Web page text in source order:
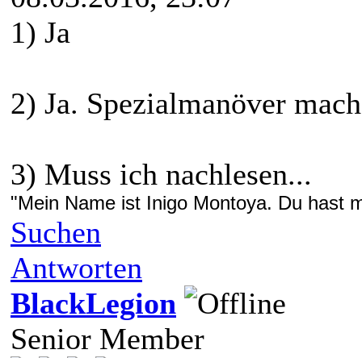
1) Ja
2) Ja. Spezialmanöver
3) Muss ich nachlesen...
"Mein Name ist Inigo Montoya. Du hast
Suchen
Antworten
BlackLegion
Senior Member